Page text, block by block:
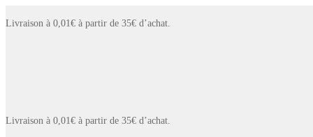
Livraison à 0,01€ à partir de 35€ d’achat.
Livraison à 0,01€ à partir de 35€ d’achat.